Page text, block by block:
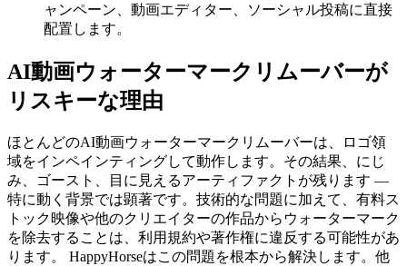
ャンペーン、動画エディター、ソーシャル投稿に直接
配置します。
AI動画ウォーターマークリムーバーが
リスキーな理由
ほとんどのAI動画ウォーターマークリムーバーは、ロゴ領
域をインペインティングして動作します。その結果、にじ
み、ゴースト、目に見えるアーティファクトが残ります —
特に動く背景では顕著です。技術的な問題に加えて、有料ス
トック映像や他のクリエイターの作品からウォーターマーク
を除去することは、利用規約や著作権に違反する可能性があ
ります。 HappyHorseはこの問題を根本から解決します。他